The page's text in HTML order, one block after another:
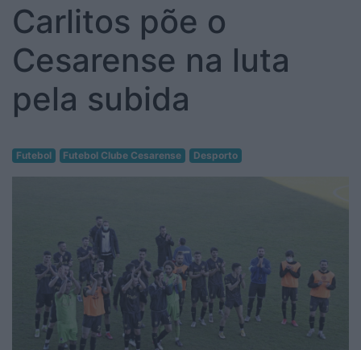
Carlitos põe o
Cesarense na luta
pela subida
Futebol Futebol Clube Cesarense Desporto